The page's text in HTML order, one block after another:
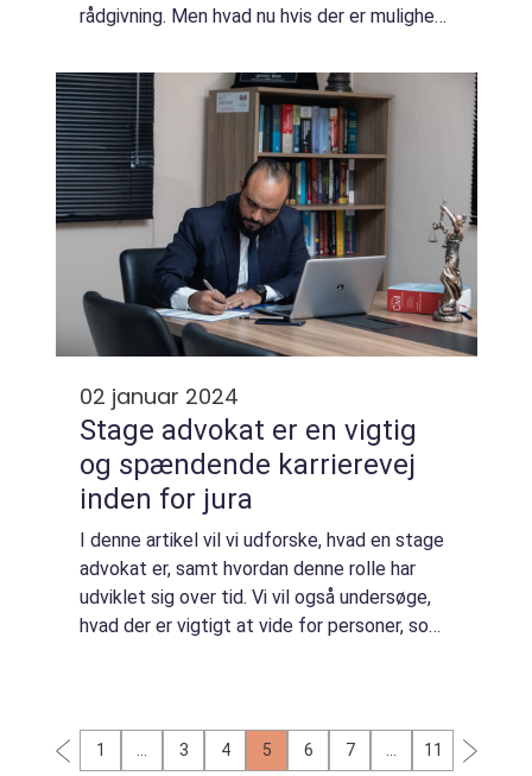
rådgivning. Men hvad nu hvis der er mulighed
artikel vil udforske “advokat grat...
02 januar 2024
Stage advokat er en vigtig
og spændende karrierevej
inden for jura
I denne artikel vil vi udforske, hvad en stage
advokat er, samt hvordan denne rolle har
udviklet sig over tid. Vi vil også undersøge,
hvad der er vigtigt at vide for personer, som
1 3 4 5 6 7 11